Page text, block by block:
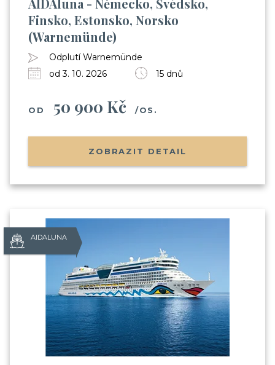
AIDAluna - Německo, Švédsko,
Finsko, Estonsko, Norsko
(Warnemünde)
Odplutí Warnemünde
od 3. 10. 2026
15 dnů
OD 50 900 Kč /OS.
ZOBRAZIT DETAIL
AIDALUNA